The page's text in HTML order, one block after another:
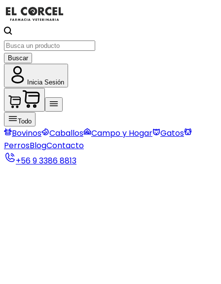
Buscar
Inicia Sesión
Todo
Bovinos Caballos Campo y Hogar
Gatos
PerrosBlogContacto
+56 9 3386 8813